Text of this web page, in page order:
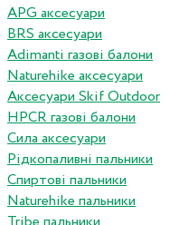
APG аксесуари
BRS аксесуари
Adimanti газові балони
Naturehike аксесуари
Аксесуари Skif Outdoor
HPCR газові балони
Сила аксесуари
Рідкопаливні пальники
Спиртові пальники
Naturehike пальники